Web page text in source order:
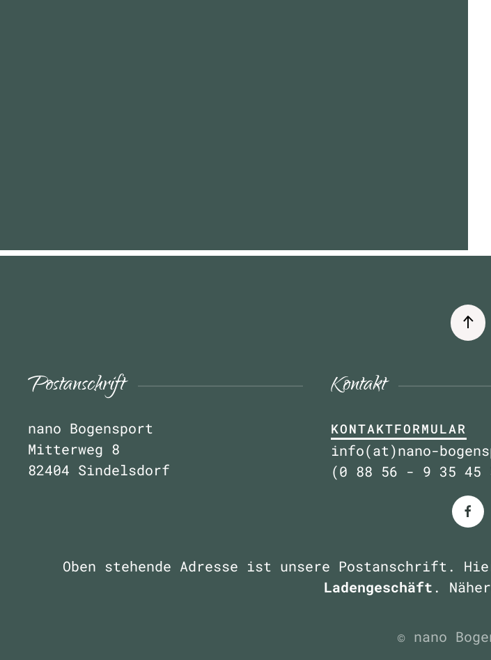
Postanschrift
nano Bogensport
Mitterweg 8
82404 Sindelsdorf
Kontakt
KONTAKTFORMULAR
info(at)nano-
(0 88 56 - 9 35 45
Oben stehende Adresse ist unsere Postanschrift.
Ladengeschäft .
© nano